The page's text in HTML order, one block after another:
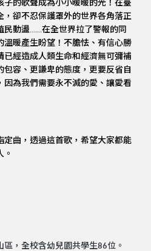
子的歌聲成為小小暖暖的光！在臺
，卻不忍保護罩外的世界各角落正
民動盪……在全世界拉了警報的同
溫暖產生盼望！不膽怯、有信心勝
已經造成人類生命和經濟無可彌補
容、更謙卑的態度，更要反省自
因為我們需要永不滅的愛、讓愛看
定曲，透過這首歌，希望大家都能
。
，全校含幼兒園共學生86位。